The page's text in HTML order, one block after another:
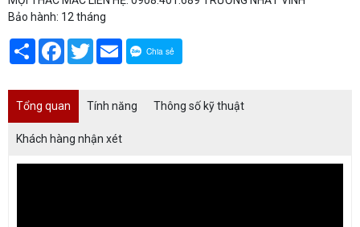
Bảo hành: 12 tháng
Share FacebookTwitterEmail Chia sẻ
Tổng quan Tính năng Thông số kỹ thuật
Khách hàng nhận xét